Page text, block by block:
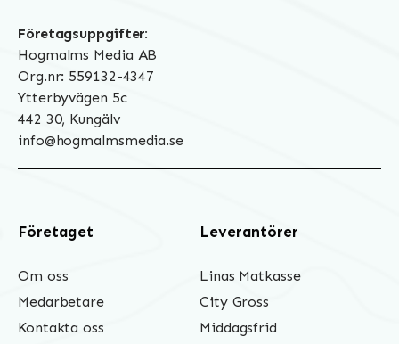
Företagsuppgifter:
Hogmalms Media AB
Org.nr: 559132-4347
Ytterbyvägen 5c
442 30, Kungälv
info@hogmalmsmedia.se
Företaget
Om oss
Medarbetare
Kontakta oss
Leverantörer
Linas Matkasse
City Gross
Middagsfrid